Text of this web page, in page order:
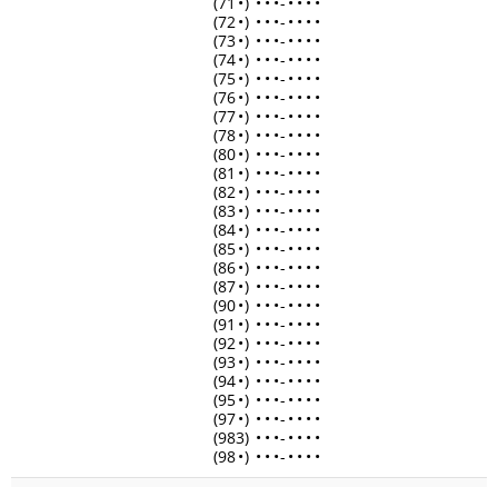
(72•) • • •- • • • •
(73•) • • •- • • • •
(74•) • • •- • • • •
(75•) • • •- • • • •
(76•) • • •- • • • •
(77•) • • •- • • • •
(78•) • • •- • • • •
(80•) • • •- • • • •
(81 •) • • •- • • • •
(82•) • • •- • • • •
(83•) • • •- • • • •
(84•) • • •- • • • •
(85•) • • •- • • • •
(86•) • • •- • • • •
(87•) • • •- • • • •
(90•) • • •- • • • •
(91 •) • • •- • • • •
(92•) • • •- • • • •
(93•) • • •- • • • •
(94•) • • •- • • • •
(95•) • • •- • • • •
(97•) • • •- • • • •
(983) • • •- • • • •
(98•) • • •- • • • •